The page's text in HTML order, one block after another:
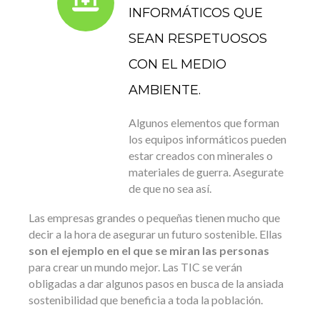
INFORMÁTICOS QUE
SEAN RESPETUOSOS
CON EL MEDIO
AMBIENTE.
Algunos elementos que forman
los equipos informáticos pueden
estar creados con minerales o
materiales de guerra. Asegurate
de que no sea así.
Las empresas grandes o pequeñas tienen mucho que
decir a la hora de asegurar un futuro sostenible. Ellas
son el ejemplo en el que se miran las personas
para crear un mundo mejor. Las TIC se verán
obligadas a dar algunos pasos en busca de la ansiada
sostenibilidad que beneficia a toda la población.